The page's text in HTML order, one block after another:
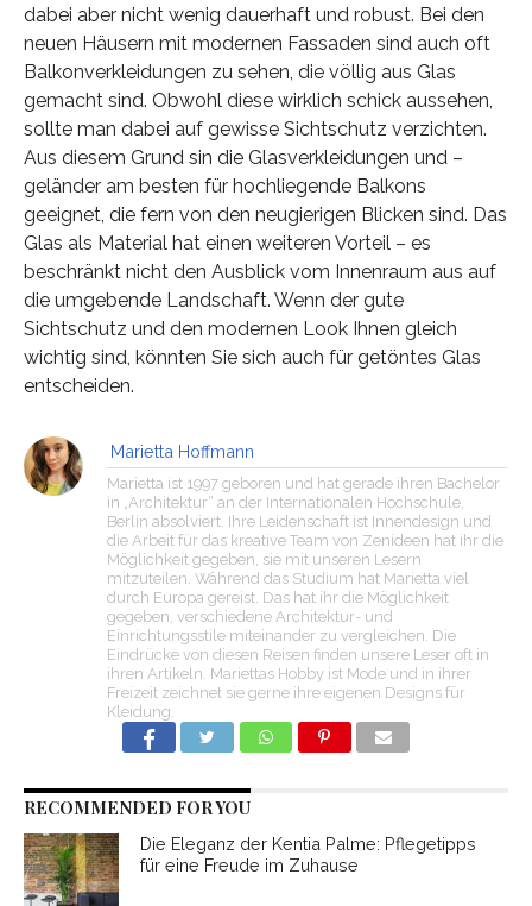
dabei aber nicht wenig dauerhaft und robust. Bei den
neuen Häusern mit modernen Fassaden sind auch oft
Balkonverkleidungen zu sehen, die völlig aus Glas
gemacht sind. Obwohl diese wirklich schick aussehen,
sollte man dabei auf gewisse Sichtschutz verzichten.
Aus diesem Grund sin die Glasverkleidungen und –
geländer am besten für hochliegende Balkons
geeignet, die fern von den neugierigen Blicken sind. Das
Glas als Material hat einen weiteren Vorteil – es
beschränkt nicht den Ausblick vom Innenraum aus auf
die umgebende Landschaft. Wenn der gute
Sichtschutz und den modernen Look Ihnen gleich
wichtig sind, könnten Sie sich auch für getöntes Glas
entscheiden.
Marietta Hoffmann
Marietta ist 1997 geboren und hat gerade ihren Bachelor
in „Architektur“ an der Internationalen Hochschule,
Berlin absolviert. Ihre Leidenschaft ist Innendesign und
die Arbeit für das kreative Team von Zenideen hat ihr die
Möglichkeit gegeben, sie mit unseren Lesern
mitzuteilen. Während das Studium hat Marietta viel
durch Europa gereist. Das hat ihr die Möglichkeit
gegeben, verschiedene Architektur- und
Einrichtungsstile miteinander zu vergleichen. Die
Eindrücke von diesen Reisen finden unsere Leser oft in
ihren Artikeln. Mariettas Hobby ist Mode und in ihrer
Freizeit zeichnet sie gerne ihre eigenen Designs für
Kleidung.
RECOMMENDED FOR YOU
Die Eleganz der Kentia Palme: Pflegetipps
für eine Freude im Zuhause